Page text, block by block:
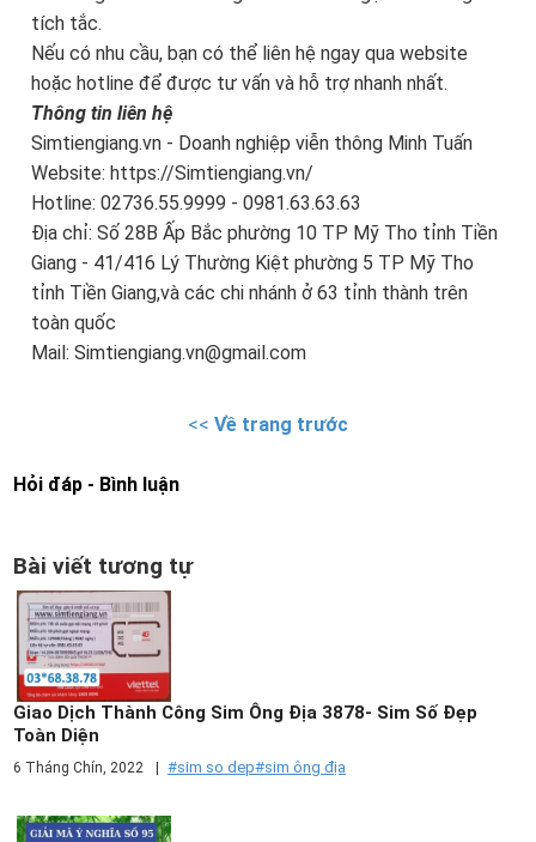
tích tắc.
Nếu có nhu cầu, bạn có thể liên hệ ngay qua website
hoặc hotline để được tư vấn và hỗ trợ nhanh nhất.
Thông tin liên hệ
Simtiengiang.vn - Doanh nghiệp viễn thông Minh Tuấn
Website: https://Simtiengiang.vn/
Hotline: 02736.55.9999 - 0981.63.63.63
Địa chỉ: Số 28B Ấp Bắc phường 10 TP Mỹ Tho tỉnh Tiền
Giang - 41/416 Lý Thường Kiệt phường 5 TP Mỹ Tho
tỉnh Tiền Giang,và các chi nhánh ở 63 tỉnh thành trên
toàn quốc
Mail: Simtiengiang.vn@gmail.com
<< Về trang trước
Hỏi đáp - Bình luận
Bài viết tương tự
Giao Dịch Thành Công Sim Ông Địa 3878- Sim Số Đẹp
Toàn Diện
6 Tháng Chín, 2022 #sim so dep#sim ông địa